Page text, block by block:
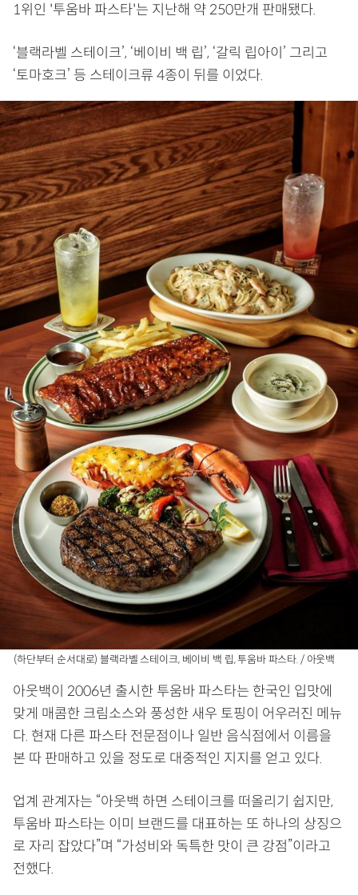
1위인 '투움바 파스타'는 지난해 약 250만개 판매됐다.
‘블랙라벨 스테이크’, ‘베이비 백 립’, ‘갈릭 립아이’ 그리고
‘토마호크’ 등 스테이크류 4종이 뒤를 이었다.
(하단부터 순서대로) 블랙라벨 스테이크, 베이비 백 립, 투움바 파스타. / 아웃백
아웃백이 2006년 출시한 투움바 파스타는 한국인 입맛에
맞게 매콤한 크림소스와 풍성한 새우 토핑이 어우러진 메뉴
다. 현재 다른 파스타 전문점이나 일반 음식점에서 이름을
본 따 판매하고 있을 정도로 대중적인 지지를 얻고 있다.
업계 관계자는 “아웃백 하면 스테이크를 떠올리기 쉽지만,
투움바 파스타는 이미 브랜드를 대표하는 또 하나의 상징으
로 자리 잡았다”며 “가성비와 독특한 맛이 큰 강점”이라고
전했다.